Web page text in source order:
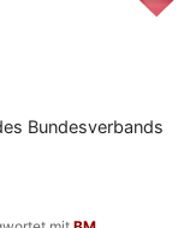
Bundesverbands